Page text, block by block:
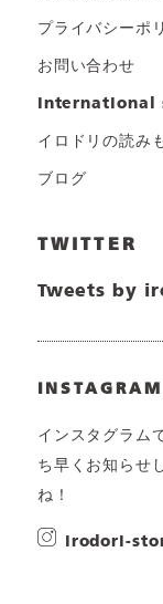
プライバシーポ
お問い合わせ
international
イロドリの読み
ブログ
TWITTER
Tweets by
INSTAGRAM
インスタグラム
ち早くお知らせ
ね！
irodori-